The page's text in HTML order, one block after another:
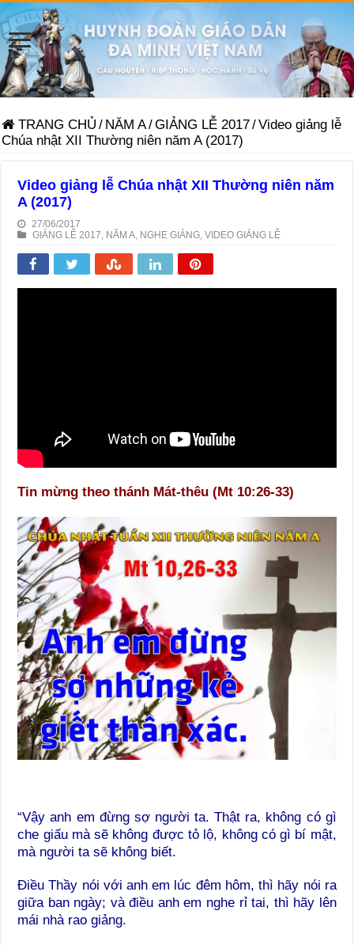
TRANG CHỦ / NĂM A/GIẢNG LỄ 2017/Video giảng lễ
Chúa nhật XII Thường niên năm A (2017)
Video giảng lễ Chúa nhật XII Thường niên năm
A (2017)
27/06/2017
GIẢNG LỄ 2017 NĂM A NGHE GIẢNG ,VIDEO GIẢNG LỄ
Tin mừng theo thánh Mát-thêu (Mt 10:26-33)
“Vậy anh em đừng sợ người ta. Thật ra, không có gì
che giấu mà sẽ không được tỏ lộ, không có gì bí mật,
mà người ta sẽ không biết.
Điều Thầy nói với anh em lúc đêm hôm, thì hãy nói ra
giữa ban ngày; và điều anh em nghe rỉ tai, thì hãy lên
mái nhà rao giảng.